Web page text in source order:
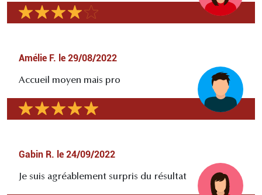
Amélie F. le 29/08/2022
Accueil moyen mais pro
Gabin R. le 24/09/2022
Je suis agréablement surpris du résultat